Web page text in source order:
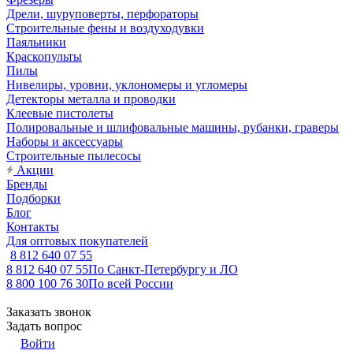
Дрели, шуруповерты, перфораторы
Строительные фены и воздуходувки
Паяльники
Краскопульты
Пилы
Нивелиры, уровни, уклономеры и угломеры
Детекторы металла и проводки
Клеевые пистолеты
Полировальные и шлифовальные машины, рубанки, граверы
Наборы и аксессуары
Строительные пылесосы
Акции
Бренды
Подборки
Блог
Контакты
Для оптовых покупателей
8 812 640 07 55
8 812 640 07 55По Санкт-Петербургу и ЛО
8 800 100 76 30По всей России
Заказать звонок
Задать вопрос
Войти